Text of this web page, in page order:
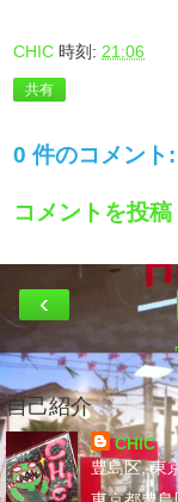
CHIC 時刻: 21:06
共有
0 件のコメント:
コメントを投稿
‹
自己紹介
CHIC
豊島区, 東